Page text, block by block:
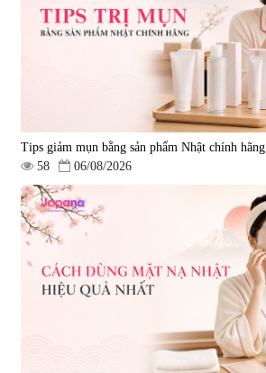
Tips giảm mụn bằng sản phẩm Nhật chính hãng
58
06/08/2026